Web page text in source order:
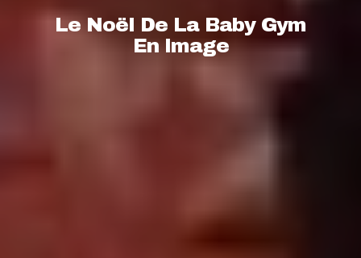
Le Noël De La Baby Gym
En Image